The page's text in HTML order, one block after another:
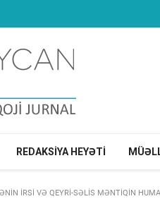
REDAKSİYA HEYƏTİ
İRSİ VƏ QEYRİ-SƏLİS MƏNTİQİN